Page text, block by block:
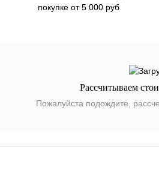
покупке от 5 000 руб
Рассчитываем
Пожалуйста подождите,